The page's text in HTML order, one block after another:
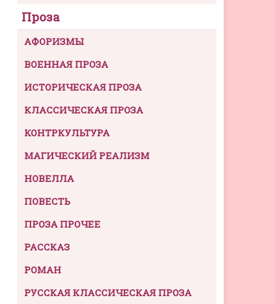
Проза
АФОРИЗМЫ
ВОЕННАЯ ПРОЗА
ИСТОРИЧЕСКАЯ ПРОЗА
КЛАССИЧЕСКАЯ ПРОЗА
КОНТРКУЛЬТУРА
МАГИЧЕСКИЙ РЕАЛИЗМ
НОВЕЛЛА
ПОВЕСТЬ
ПРОЗА ПРОЧЕЕ
РАССКАЗ
РОМАН
РУССКАЯ КЛАССИЧЕСКАЯ ПРОЗА